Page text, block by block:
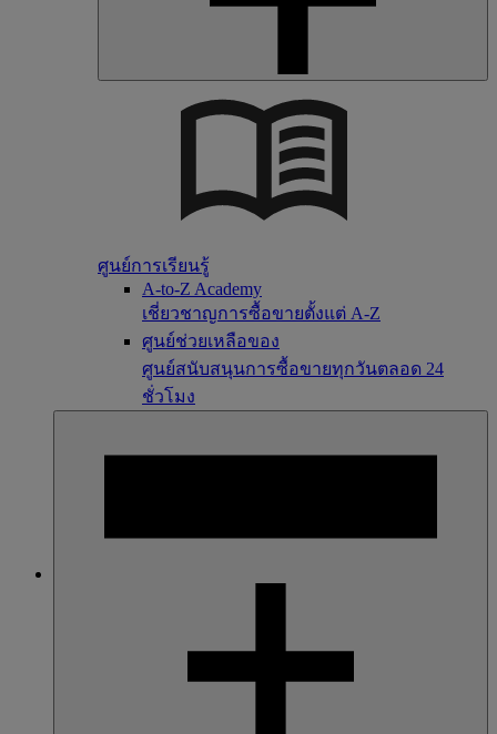
ศูนย์การเรียนรู้
A-to-Z Academy
เชี่ยวชาญการซื้อขายตั้งแต่ A-Z
ศูนย์ช่วยเหลือของ
ศูนย์สนับสนุนการซื้อขายทุกวันตลอด 24
ชั่วโมง